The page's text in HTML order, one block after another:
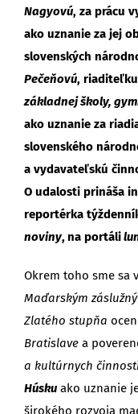
Nagyovú, za prácu
ako uznanie za jej
slovenských
Pečeňovú, riaditeľku
základnej školy,
ako uznanie za
slovenského
a vydavateľskú
O udalosti prináša
reportérka
noviny, na portáli
Okrem toho sme sa
Maďarským
Zlatého stupňa
Bratislave a
a kultúrnych
Húsku ako uznanie
širokého rozvoja